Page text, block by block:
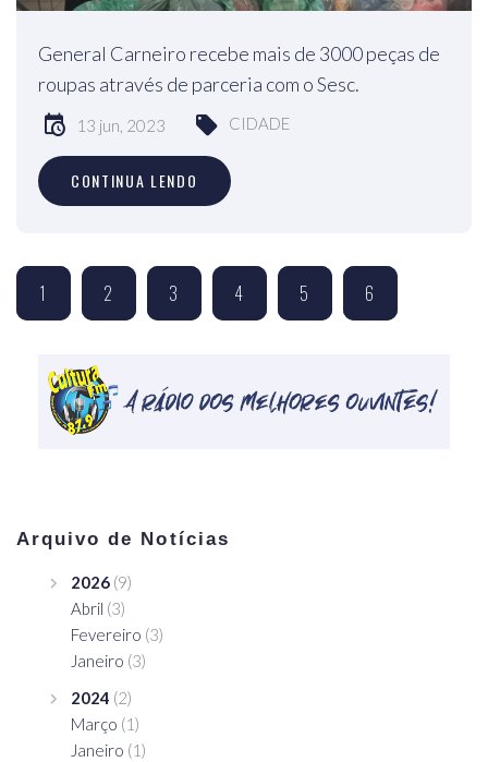
General Carneiro recebe mais de 3000 peças de
roupas através de parceria com o Sesc.
13 jun, 2023 CIDADE
CONTINUA LENDO
1 2 3 4 5 6
Arquivo de Notícias
2026 (9)
Abril (3)
Fevereiro (3)
Janeiro (3)
2024 (2)
Março (1)
Janeiro (1)